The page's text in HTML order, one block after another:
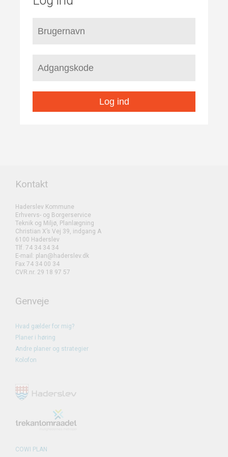
Log ind
Kontakt
Haderslev Kommune
Erhvervs- og Borgerservice
Teknik og Miljø, Planlægning
Christian X’s Vej 39, indgang A
6100 Haderslev
Tlf. 74 34 34 34
E-mail: plan@haderslev.dk
Fax 74 34 00 34
CVR.nr. 29 18 97 57
Genveje
Hvad gælder for mig?
Planer i høring
Andre planer og strategier
Kolofon
COWI PLAN